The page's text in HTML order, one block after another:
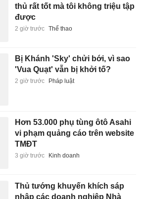
thủ rất tốt mà tôi không triệu tập
được
2 giờ trước Thể thao
Bị Khánh 'Sky' chửi bới, vì sao
'Vua Quạt' vẫn bị khởi tố?
2 giờ trước Pháp luật
Hơn 53.000 phụ tùng ôtô Asahi
vi phạm quảng cáo trên website
TMĐT
3 giờ trước Kinh doanh
Thủ tướng khuyến khích sáp
nhập các doanh nghiệp Nhà